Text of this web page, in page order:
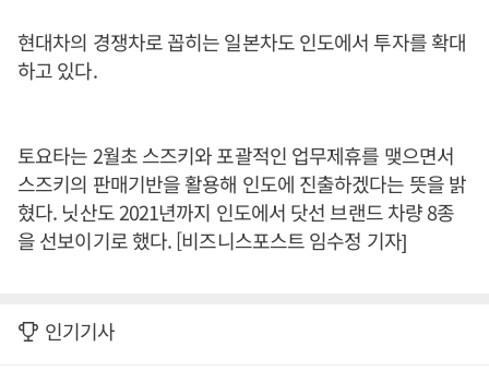
현대차의 경쟁차로 꼽히는 일본차도 인도에서 투자를 확대
하고 있다.
토요타는 2월초 스즈키와 포괄적인 업무제휴를 맺으면서
스즈키의 판매기반을 활용해 인도에 진출하겠다는 뜻을 밝
혔다. 닛산도 2021년까지 인도에서 닷선 브랜드 차량 8종
을 선보이기로 했다. [비즈니스포스트 임수정 기자]
인기기사